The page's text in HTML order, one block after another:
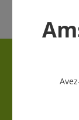
Culture du